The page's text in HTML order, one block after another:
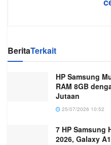
BeritaTerkait
HP Samsung
RAM 8GB
Jutaan
25/07/2026 10:52
7 HP Samsung
2026, Galaxy